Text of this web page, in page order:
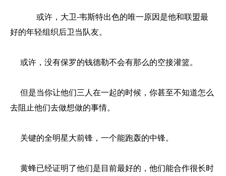
或许，大卫-韦斯特出色的唯一原因是他和联盟最
好的年轻组织后卫当队友。
或许，没有保罗的钱德勒不会有那么的空接灌篮。
但是当你让他们三人在一起的时候，你甚至不知道怎么
去阻止他们去做想做的事情。
关键的全明星大前锋，一个能跑轰的中锋。
黄蜂已经证明了他们是目前最好的，他们能合作很长时